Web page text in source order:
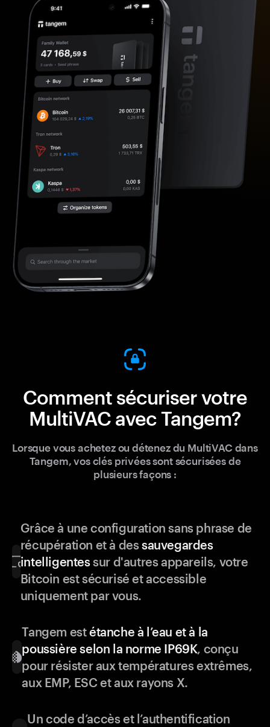
Comment sécuriser votre
MultiVAC avec Tangem?
Lorsque vous achetez ou détenez du MultiVAC dans
Tangem, vos clés privées sont sécurisées de
plusieurs façons :
Grâce à une configuration sans phrase de
récupération et à dessauvegardes
intelligentessur d'autres appareils, votre
Bitcoin est sécurisé et accessible
uniquement par vous.
Tangem estétanche à l’eau et à la
poussière selon la norme IP69K, conçu
pour résister aux températures extrêmes,
aux EMP, ESC et aux rayons X.
Un code d’accès et l’authentification